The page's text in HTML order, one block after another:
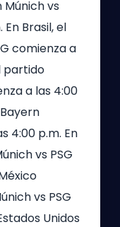
vs
En Brasil, el
comienza a
partido
a las 4:00
4:00 p.m. En
vs PSG
vs PSG
Unidos